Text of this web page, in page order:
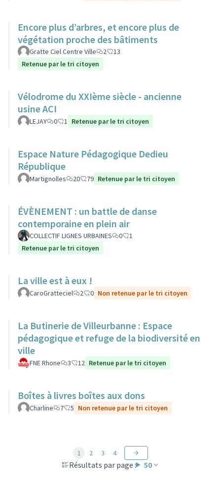
Encore plus d’arbres, et encore plus de
végétation proche des bâtiments
Gratte Ciel Centre Ville 2
13
Retenue par le tri citoyen
Vélodrome du XXIème siècle - ancienne
usine ACI
LEJAY 0 1 Retenue par le tri citoyen
Espace Nature Pédagogique Dedieu
République
Martignolles 20 79 Retenue par le tri citoyen
ÉVÈNEMENT : un battle de danse
contemporaine en plein air
COLLECTIF LIGNES URBAINES 0
1
Retenue par le tri citoyen
La ville est à eux !
CaroGratteciel 2 0 Non retenue par le tri citoyen
La Butinerie de Villeurbanne : Espace
pédagogique et refuge de la biodiversité en
ville
FNE Rhone 3 12 Retenue par le tri citoyen
Boîtes à livres boîtes aux dons
Charline 7 5 Non retenue par le tri citoyen
Résultats par page : 50
1 2 3 4